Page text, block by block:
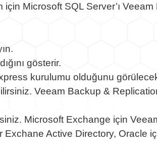
Microsoft SQL Server’ı
gösterir.
kurulumu olduğunu
Veeam Backup &
Microsoft Exchange için
Active Directory, Oracle